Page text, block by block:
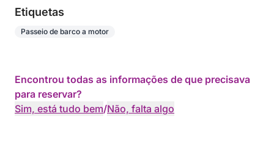
Etiquetas
Passeio de barco a motor
Encontrou todas as informações de que precisava
para reservar?
Sim, está tudo bem/Não, falta algo